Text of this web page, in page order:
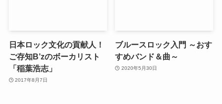
日本ロック文化の貢献人！
ご存知B’zのボーカリスト
「稲葉浩志」
2017年8月7日
ブルースロック入門 ～おす
すめバンド＆曲～
2020年5月30日